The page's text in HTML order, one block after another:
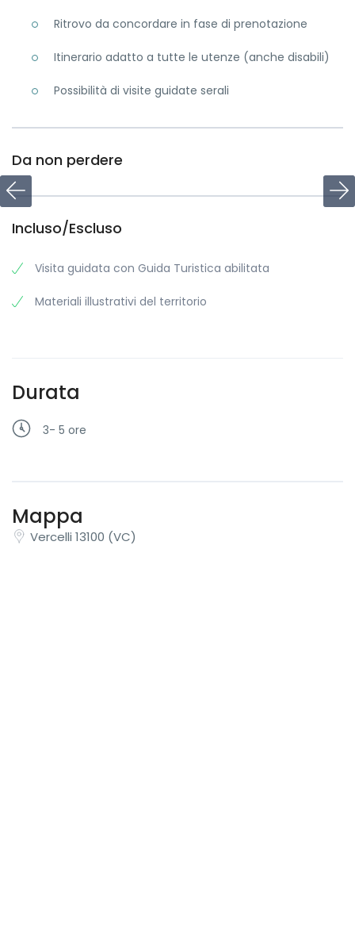
Ritrovo da concordare in fase di prenotazione
Itinerario adatto a tutte le utenze (anche disabili)
Possibilità di visite guidate serali
Da non perdere
Incluso/Escluso
Visita guidata con Guida Turistica abilitata
Materiali illustrativi del territorio
Durata
3- 5 ore
Mappa
Vercelli 13100 (VC)